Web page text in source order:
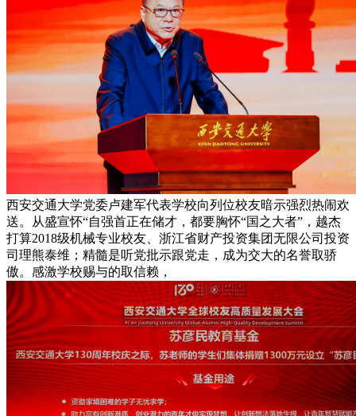
西安交通大学党委卢建军代表学校向列位校友暗示强烈热闹欢
送。从盛宣怀“自强首正在储才，都要胸怀“国之大者”，越杰
打算2018级机械专业校友、浙江省财产投资集团无限公司投资
司理熊泰维；精髓是听党批示跟党走，成为交大的名誉取骄
傲。感激学校赐与的取信赖，